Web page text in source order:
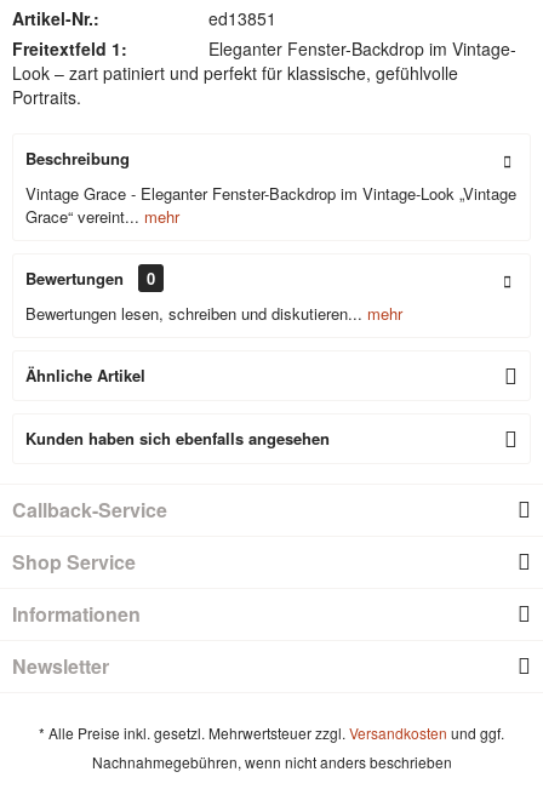
Artikel-Nr.:
ed13851
Freitextfeld 1:
Eleganter Fenster-Backdrop im Vintage-
Look – zart patiniert und perfekt für klassische, gefühlvolle
Portraits.
Beschreibung
Vintage Grace - Eleganter Fenster-Backdrop im Vintage-Look „Vintage
Grace“ vereint... mehr
Bewertungen
0
Bewertungen lesen, schreiben und diskutieren... mehr
Ähnliche Artikel
Kunden haben sich ebenfalls angesehen
Callback-Service
Shop Service
Informationen
Newsletter
* Alle Preise inkl. gesetzl. Mehrwertsteuer zzgl. Versandkosten und ggf.
Nachnahmegebühren, wenn nicht anders beschrieben